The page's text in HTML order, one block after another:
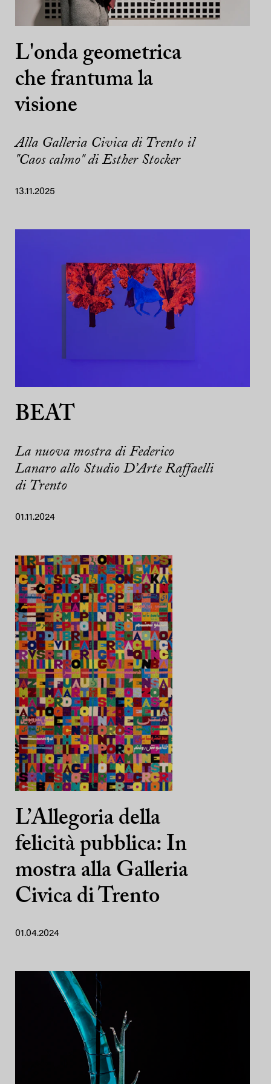
L'onda geometrica
che frantuma la
visione
Alla Galleria Civica di Trento il
"Caos calmo" di Esther Stocker
13.11.2025
BEAT
La nuova mostra di Federico
Lanaro allo Studio D’Arte Raffaelli
di Trento
01.11.2024
L’Allegoria della
felicità pubblica: In
mostra alla Galleria
Civica di Trento
01.04.2024